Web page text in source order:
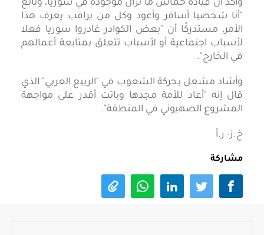
وأكد أن قيادة حماس ما تزال موجودة في سوريا، وتابع
"أنا شخصيا أسافر وأعود وكل من يراقب يعرف هذا
الأمر، مستدركًا أن "بعض الكوادر غادروا سوريا فعلا
لأسباب اجتماعية أو لأسباب تتعلق بمتابعة أعمالهم
في الخارج".
وأشاد مشعل بحركة الشعوب في "الربيع العربي" الذي
قال إنه "أعاد للأمة مجدها وباتت أقدر على مواجهة
المشروع الصهيوني في المنطقة".
خ.ز- ر.أ
مشاركة